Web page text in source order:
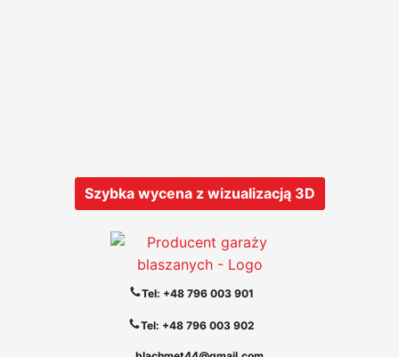
Szybka wycena z wizualizacją 3D
Tel: +48 796 003 901
Tel: +48 796 003 902